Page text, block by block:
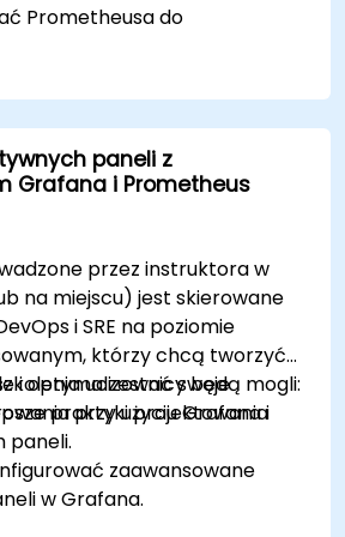
Prometheusa do
Grafanę do wizualizacji
chmurowych.
natywne narzędzia i integracje
monitorowania skalowalności.
paneli z
Grafana i Prometheus
przez instruktora w
na miejscu) jest skierowane
i SRE na poziomie
którzy chcą tworzyć
i optymalizować swoje
przy użyciu Grafana i
uczestnicy będą mogli:
praktyki projektowania
paneli.
zaawansowane
w Grafana.